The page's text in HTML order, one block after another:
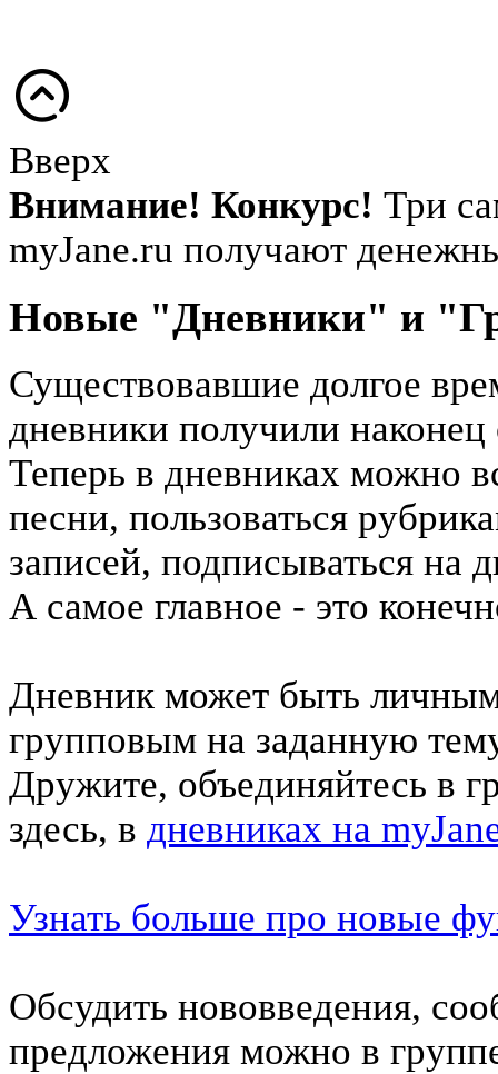
Вверх
Внимание! Конкурс! Три
myJane.ru получают
Новые "Дневники" и
Существовавшие долгое
дневники получили наконец
Теперь в дневниках можно
песни, пользоваться
записей, подписываться на
А самое главное - это
Дневник может быть
групповым на заданную
Дружите, объединяйтесь в
здесь, в дневниках на
Узнать больше про новые
Обсудить нововведения,
предложения можно в